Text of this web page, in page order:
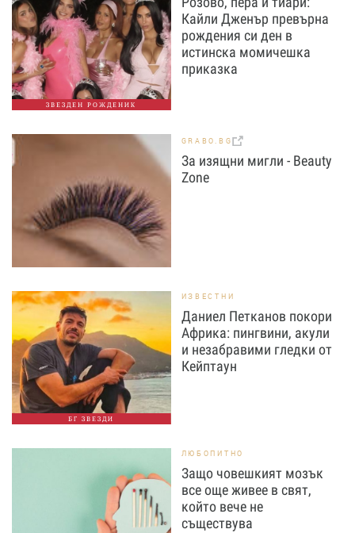
ЗВЕЗДЕН РОЖДЕНИК
Кайли Дженър превърна
рождения си ден в
истинска момичешка
приказка
GRABO.BG
За изящни мигли - Beauty
Zone
БГ ЗВЕЗДИ
ИЗВЕСТНИ
Даниел Петканов покори
Африка: пингвини, акули
и незабравими гледки от
Кейптаун
ЛЮБОПИТНО
Защо човешкият мозък
все още живее в свят,
който вече не
съществува